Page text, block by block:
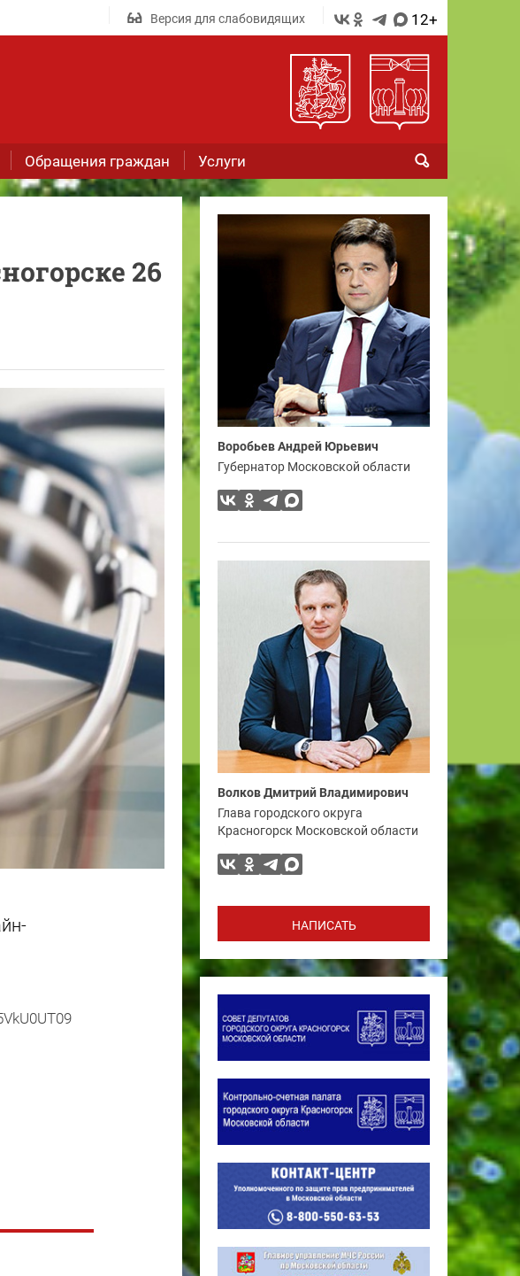
Версия для слабовидящих 12+
Обращения граждан Услуги
26
Воробьев Андрей Юрьевич
Губернатор Московской области
Волков Дмитрий Владимирович
Глава городского округа
Красногорск Московской области
НАПИСАТЬ